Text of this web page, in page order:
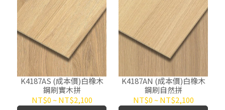
K4187AS (成本價)白橡木
鋼刷實木拼
NT$0~NT$2,100
K4187AN (成本價)白橡木
鋼刷自然拼
NT$0~NT$2,100